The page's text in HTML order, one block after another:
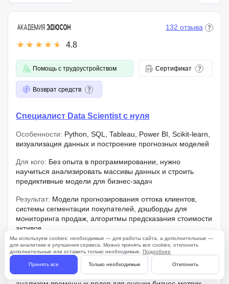
4.8
132 отзыва
Помощь с трудоустройством Сертификат
Возврат средств
Специалист Data Scientist с нуля
Особенности: Python, SQL, Tableau, Power BI, Scikit-learn,
визуализация данных и построение прогнозных моделей
Для кого: Без опыта в программировании, нужно
научиться анализировать массивы данных и строить
предиктивные модели для бизнес-задач
Результат: Модели прогнозирования оттока клиентов,
системы сегментации покупателей, дэшборды для
мониторинга продаж, алгоритмы предсказания стоимости
активов
Важно знать:Ежедневная практика 1-2 часа для усвоения
синтаксиса библиотек и алгоритмов
Плюсы:Применение Deep Learning в сочетании с
Мы используем cookies: необходимые — для работы сайта, а дополнительные —
для аналитики и улучшения сервиса. Можно принять все cookies, отклонить
дополнительные или оставить только необходимые. Подробнее
Принять все Только необходимые Отклонить